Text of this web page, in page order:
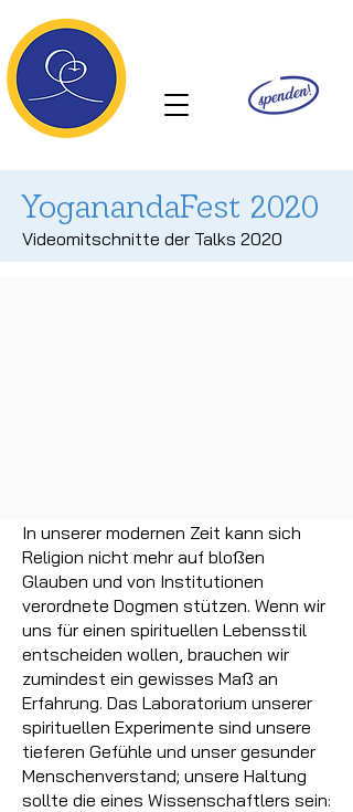
YoganandaFest 2020
Videomitschnitte der Talks 2020
In unserer modernen Zeit kann sich
Religion nicht mehr auf bloßen
Glauben und von Institutionen
verordnete Dogmen stützen. Wenn wir
uns für einen spirituellen Lebensstil
entscheiden wollen, brauchen wir
zumindest ein gewisses Maß an
Erfahrung. Das Laboratorium unserer
spirituellen Experimente sind unsere
tieferen Gefühle und unser gesunder
Menschenverstand; unsere Haltung
sollte die eines Wissenschaftlers sein: